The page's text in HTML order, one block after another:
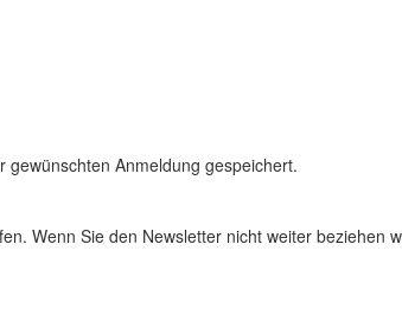
gewünschten Anmeldung gespeichert.
Wenn Sie den Newsletter nicht weiter beziehen